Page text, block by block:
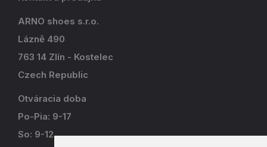
ARNO shoes s.r.o.
Lázně 490
763 14 Zlín - Kostelec
Czech Republic
Otváracia doba
Po-Pia: 9-17
So: 9-12